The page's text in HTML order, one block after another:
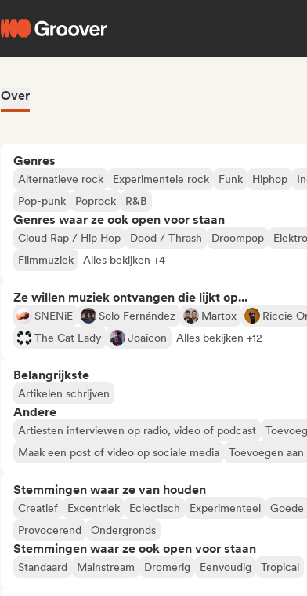
Over
Genres
Alternatieve rock Experimentele rock Funk Hiphop
Pop-punk
Poprock R&B
Genres waar ze ook open voor staan
Cloud Rap / Hip Hop Dood / Thrash Droompop
Filmmuziek
Alles bekijken +4
Ze willen muziek ontvangen die lijkt op...
SNENiE Solo Fernández Martox Riccie
The Cat Lady
Joaicon Alles bekijken +12
Belangrijkste
Artikelen schrijven
Andere
Artiesten interviewen op radio, video of podcast
Maak een post of video op sociale media
Toevoegen
Stemmingen waar ze van houden
Creatief Excentriek Eclectisch Experimenteel Goede
Provocerend
Ondergronds
Stemmingen waar ze ook open voor staan
Standaard Mainstream Dromerig Eenvoudig Tropical